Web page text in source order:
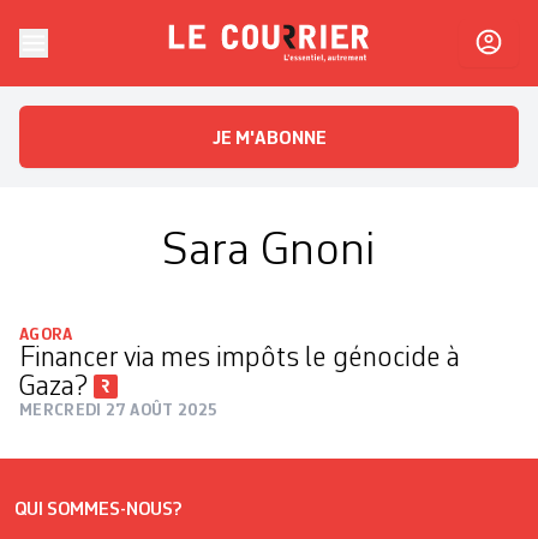
Le CourrierL'essentiel, autrement
JE M'ABONNE
Sara Gnoni
AGORA
Financer via mes impôts le génocide à
Gaza?
MERCREDI 27 AOÛT 2025
QUI SOMMES-NOUS?